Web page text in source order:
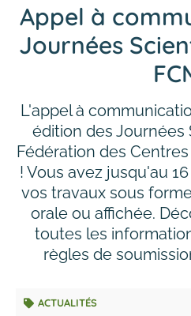
Appel à
Journées
L'appel à
édition des Journées
Fédération des
! Vous avez jusqu'au
vos travaux sous
orale ou affichée.
toutes les
règles de
ACTUALITÉS